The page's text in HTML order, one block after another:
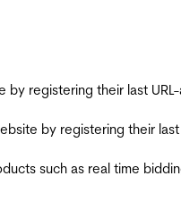
registering their last
by registering their last
such as real time